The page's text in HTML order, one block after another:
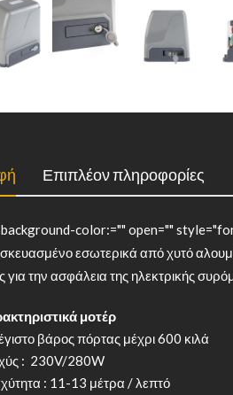
Επιπλέον πληροφορίες
color:="" open=""
εσωτερικά από χυτό
για την ασφάλεια της ηλεκτρικής
μοτέρ
βάρος πόρτας μέχρι 600 κιλά
: 230V/280W
: 11-13 μέτρα / λεπτό